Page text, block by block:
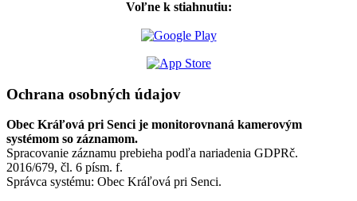
Voľne k stiahnutiu:
Ochrana osobných údajov
Obec Kráľová pri Senci je monitorovnaná kamerovým
systémom so záznamom.
Spracovanie záznamu prebieha podľa nariadenia GDPRč.
2016/679, čl. 6 písm. f.
Správca systému: Obec Kráľová pri Senci.